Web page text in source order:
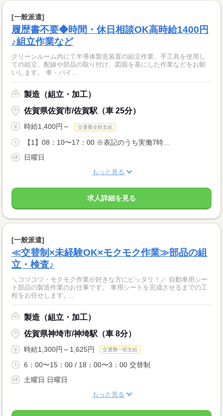
[一般派遣]
履歴書不要◆時間・休日相談OK高時給1400円
♪組立作業など
クリーンルーム内にて半導体製造装置の組立作業、手工具を使用し
ての組立、配線や部品の取り付け、図面を基にした作業などをお願
いします。 車・バイ...
製造（組立・加工）
佐賀県佐賀市/佐賀駅（車 25分）
時給1,400円～ 交通費全額支給
【1】08：10〜17：00 ※表記のうち実働7時...
日曜日
もっと見る
求人詳細を見る
[一般派遣]
≪交替制×未経験OK×モクモク作業≫部品の組
立・検査♪
＼コツコツ・モクモク作業が好きな方にピッタリ！／ 自動車用シー
ト部品の製造作業のお仕事です。 車用シートを完成させるまでの工
程をお任せします。...
製造（組立・加工）
佐賀県神埼市/神埼駅（車 8分）
時給1,300円～1,625円 交通費一部支給
6：00〜15：00 / 18：00〜3：00 交替制
土曜日 日曜日
もっと見る